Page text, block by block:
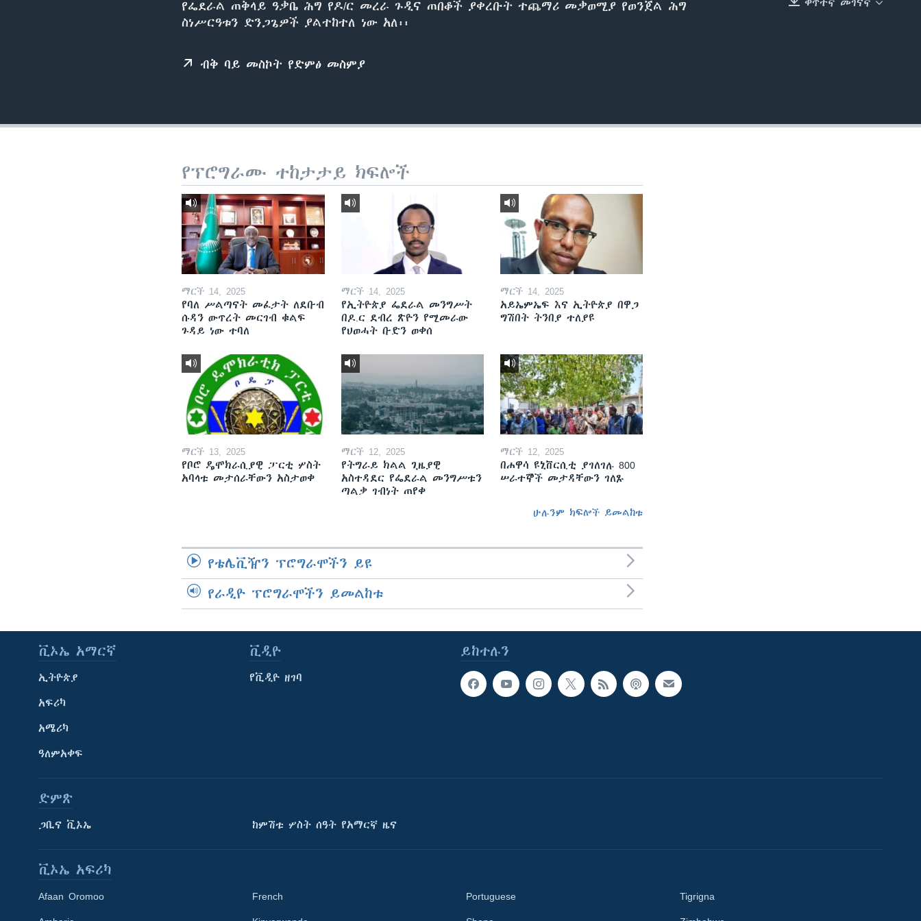
EMBED
የፌደራል ጠቅላይ ዓቃቤ ሕግ የዶ/ር መረራ ጉዲና ጠበቆች ያቀረቡት ተጨማሪ መቃወሚያ የወንጀል ሕግ
ስነሥርዓቱን ድንጋጌዎች ያልተከተለ ነው አለ፡፡
ብቅ ባይ መስኮት የድምፅ መስምያ
የፕሮግራሙ ተከታታይ ክፍሎች
ማርች 14, 2025
የባለ ሥልጣናት መፈታት ለደቡብ
ሱዳን ውጥረት መርገብ ቁልፍ
ጉዳይ ነው ተባለ
ማርች 14, 2025
የኢትዮጵያ ፌደራል መንግሥት
በዶ.ር ደብረ ጽዮን የሚመራው
የህወሓት ቡድን ወቀሰ
ማርች 14, 2025
አይኤምኤፍ እና ኢትዮጵያ በዋጋ
ግሽበት ትንበያ ተለያዩ
ማርች 13, 2025
የቦሮ ዴሞክራሲያዊ ፓርቲ ሦስት
አባላቱ መታሰራቸውን አስታወቀ
ማርች 12, 2025
የትግራይ ክልል ጊዜያዊ
አስተዳደር የፌደራል መንግሥቱን
ጣልቃ ገብነት ጠየቀ
ማርች 12, 2025
በሐዋሳ ዩኒቨርሲቲ ያገለገሉ 800
ሠራተኞች መታዳቸውን ገለጹ
ሁሉንም ክፍሎች ይመልከቱ
የቴሌቪዥን ፕሮግራሞችን ይዩ
የራዲዮ ፕሮግራሞችን ይመልከቱ
ይከተሉን
ቪኦኤ አማርኛ
ኢትዮጵያ
አፍሪካ
አሜሪካ
ዓለምአቀፍ
ቪዲዮ
የቪዲዮ ዘገባ
ድምጽ
ጋቢና ቪኦኤ ከምሽቱ ሦስት ሰዓት የአማርኛ ዜና
ቪኦኤ አፍሪካ
Afaan Oromoo French Portuguese Tigrigna